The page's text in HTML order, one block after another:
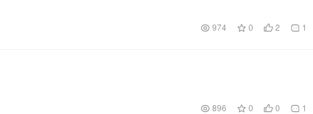
974 0 2 1
896 0 0 1